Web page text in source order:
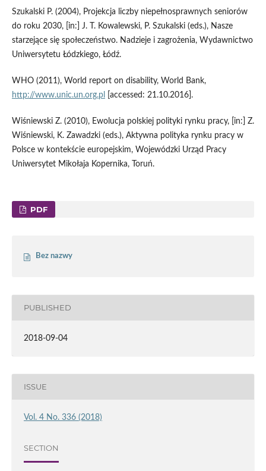
Szukalski P. (2004), Projekcja liczby niepełnosprawnych seniorów
do roku 2030, [in:] J. T. Kowalewski, P. Szukalski (eds.), Nasze
starzejące się społeczeństwo. Nadzieje i zagrożenia, Wydawnictwo
Uniwersytetu Łódzkiego, Łódź.
WHO (2011), World report on disability, World Bank,
http://www.unic.un.org.pl
[accessed: 21.10.2016].
Wiśniewski Z. (2010), Ewolucja polskiej polityki rynku pracy, [in:] Z.
Wiśniewski, K. Zawadzki (eds.), Aktywna polityka rynku pracy w
Polsce w kontekście europejskim, Wojewódzki Urząd Pracy
Uniwersytet Mikołaja Kopernika, Toruń.
PDF
Bez nazwy
PUBLISHED
2018-09-04
ISSUE
Vol. 4 No. 336 (2018)
SECTION